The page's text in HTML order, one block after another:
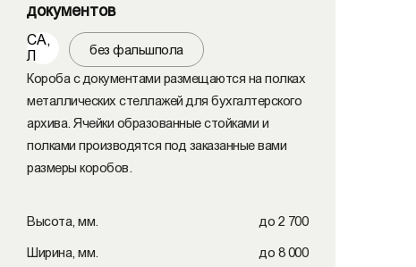
документов
СА,
Л
без фальшпола
Короба с документами размещаются на полках
металлических стеллажей для бухгалтерского
архива. Ячейки образованные стойками и
полками производятся под заказанные вами
размеры коробов.
Высота, мм. до 2 700
Ширина, мм. до 8 000